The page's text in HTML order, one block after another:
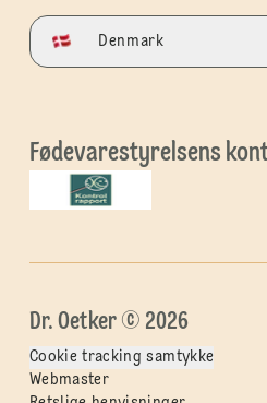
Denmark
Fødevarestyrelsens
Dr. Oetker © 2026
Cookie tracking samtykke
Webmaster